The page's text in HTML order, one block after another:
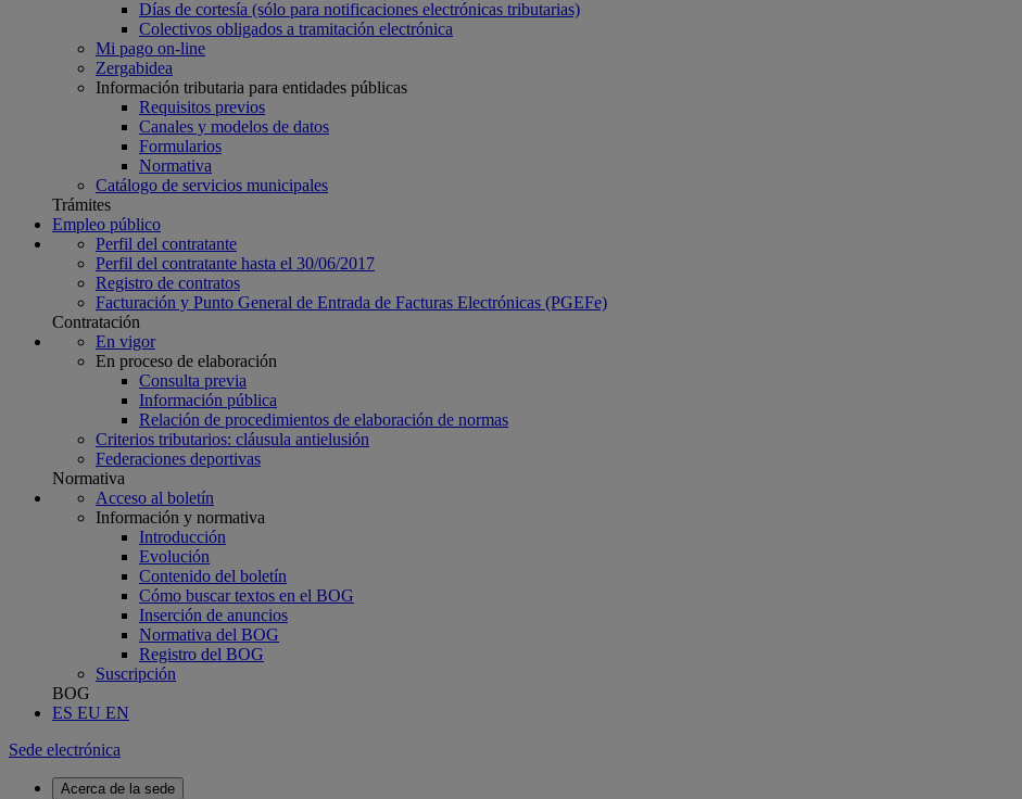
Días de cortesía (sólo para notificaciones electrónicas tributarias)
Colectivos obligados a tramitación electrónica
Mi pago on-line
Zergabidea
Información tributaria para entidades públicas
Requisitos previos
Canales y modelos de datos
Formularios
Normativa
Catálogo de servicios municipales
Trámites
Empleo público
Perfil del contratante
Perfil del contratante hasta el 30/06/2017
Registro de contratos
Facturación y Punto General de Entrada de Facturas Electrónicas (PGEFe)
Contratación
En vigor
En proceso de elaboración
Consulta previa
Información pública
Relación de procedimientos de elaboración de normas
Criterios tributarios: cláusula antielusión
Federaciones deportivas
Normativa
Acceso al boletín
Información y normativa
Introducción
Evolución
Contenido del boletín
Cómo buscar textos en el BOG
Inserción de anuncios
Normativa del BOG
Registro del BOG
Suscripción
BOG
ES EU EN
Sede electrónica
Acerca de la sede